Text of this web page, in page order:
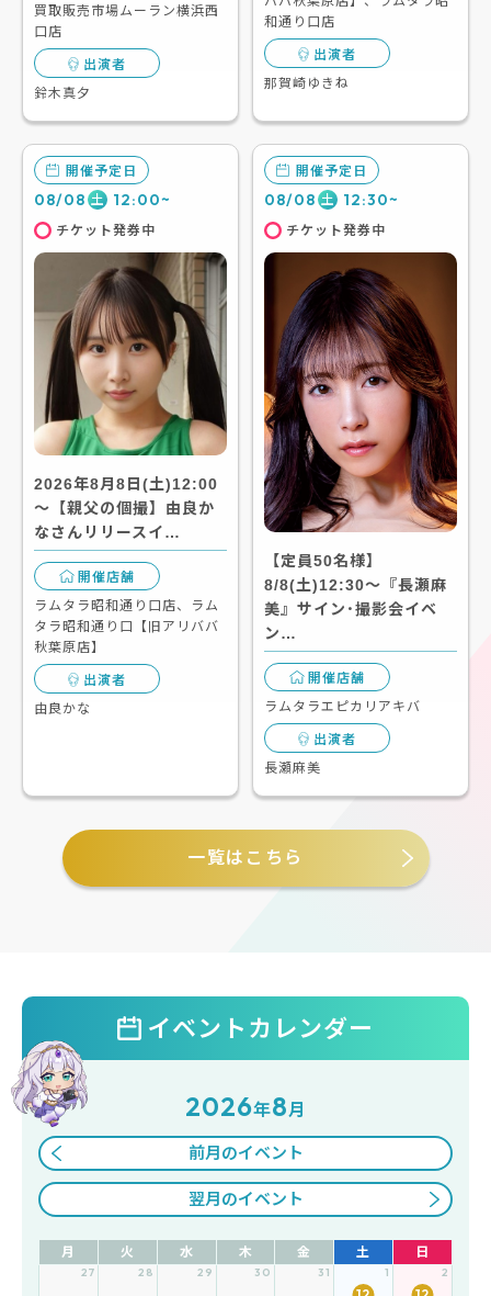
買取販売市場ムーラン横浜西
口店
出演者
鈴木真夕
和通り口店
出演者
那賀崎ゆきね
開催予定日
08/08 土 12:00~
チケット発券中
2026年8月8日(土)12:00
～【親父の個撮】由良か
なさんリリースイ…
開催店舗
ラムタラ昭和通り口店、ラム
タラ昭和通り口【旧アリババ
秋葉原店】
出演者
由良かな
開催予定日
08/08 土 12:30~
チケット発券中
【定員50名様】
8/8(土)12:30～『長瀬麻
美』サイン･撮影会イベ
ン…
開催店舗
ラムタラエピカリアキバ
出演者
長瀬麻美
一覧はこちら
イベントカレンダー
前月のイベント
2026年8月
翌月のイベント
月 火 水 木 金 土 日
27 28 29 30 31 1 2